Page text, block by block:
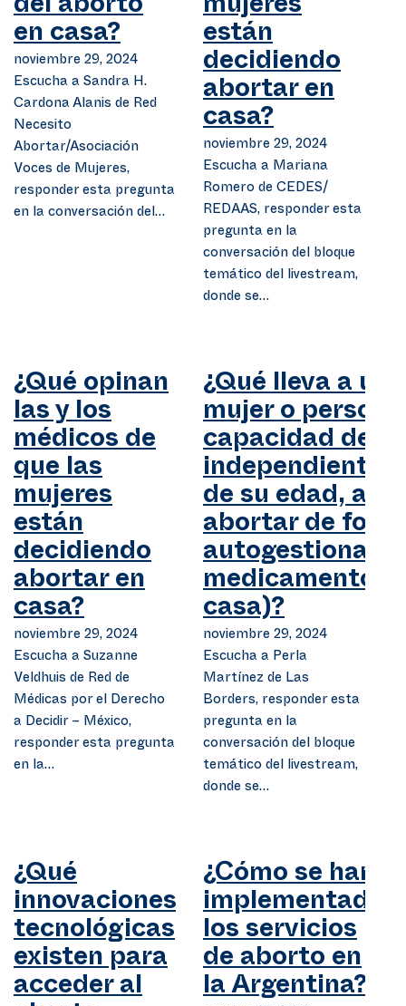
del aborto
en casa?
noviembre 29, 2024
Escucha a Sandra H.
Cardona Alanis de Red
Necesito
Abortar/Asociación
Voces de Mujeres,
responder esta pregunta
en la conversación del…
mujeres
están
decidiendo
abortar en
casa?
noviembre 29, 2024
Escucha a Mariana
Romero de CEDES/
REDAAS, responder esta
pregunta en la
conversación del bloque
temático del livestream,
donde se…
¿Qué opinan
las y los
médicos de
que las
mujeres
están
decidiendo
abortar en
casa?
noviembre 29, 2024
Escucha a Suzanne
Veldhuis de Red de
Médicas por el Derecho
a Decidir – México,
responder esta pregunta
en la…
¿Qué lleva a una
mujer o
capacidad de
de su edad, a
abortar de
autogestionado
medicamentos
casa)?
noviembre 29, 2024
Escucha a Perla
Martínez de Las
Borders, responder esta
pregunta en la
conversación del bloque
temático del livestream,
donde se…
¿Qué
innovaciones
tecnológicas
existen para
acceder al
¿Cómo se han
implementado
los servicios
de aborto en
la Argentina?